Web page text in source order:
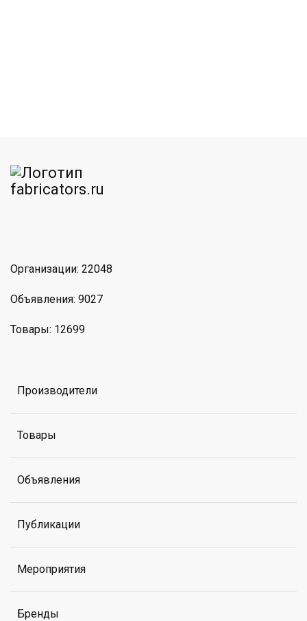
Организации: 22048
Объявления: 9027
Товары: 12699
Производители
Товары
Объявления
Публикации
Мероприятия
Бренды